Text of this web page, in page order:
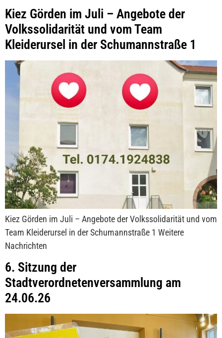
Kiez Görden im Juli – Angebote der
Volkssolidarität und vom Team
Kleiderursel in der Schumannstraße 1
Kiez Görden im Juli – Angebote der Volkssolidarität und vom
Team Kleiderursel in der Schumannstraße 1 Weitere
Nachrichten
6. Sitzung der
Stadtverordnetenversammlung am
24.06.26